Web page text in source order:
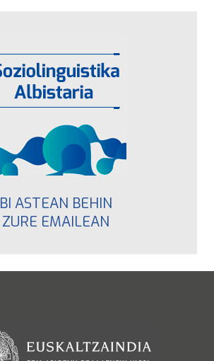
BI ASTEAN BEHIN
ZURE EMAILEAN